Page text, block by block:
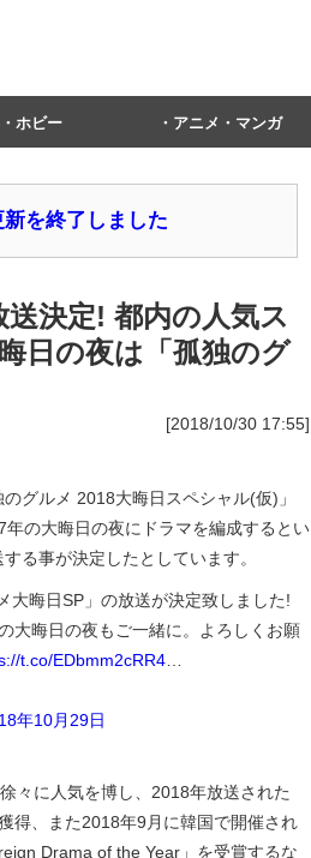
ホビー アニメ・マンガ
を終了しました
決定! 都内の人気ス
日の夜は「孤独のグ
[2018/10/30 17:55]
グルメ 2018大晦日スペシャル(仮)」
の大晦日の夜にドラマを編成するとい
る事が決定したとしています。
大晦日SP」の放送が決定致しました!
大晦日の夜もご一緒に。よろしくお願
t.co/EDbmm2cRR4
年10月29日
々に人気を博し、2018年放送された
得、また2018年9月に韓国で開催され
Drama of the Year」を受賞するな